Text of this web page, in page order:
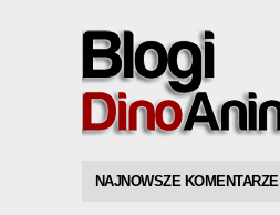
NAJNOWSZE KOMENTARZE